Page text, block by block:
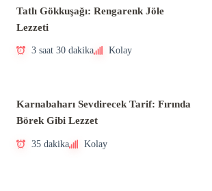
Tatlı Gökkuşağı: Rengarenk Jöle
Lezzeti
3 saat 30 dakika Kolay
Karnabaharı Sevdirecek Tarif: Fırında
Börek Gibi Lezzet
35 dakika Kolay